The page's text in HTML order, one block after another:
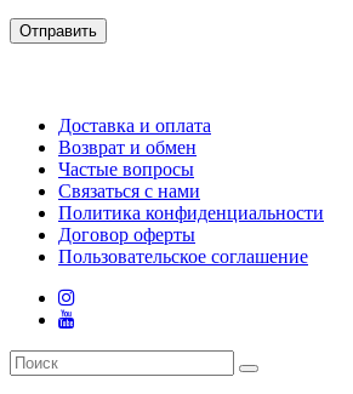
Отправить
Доставка и оплата
Возврат и обмен
Частые вопросы
Связаться с нами
Политика конфиденциальности
Договор оферты
Пользовательское соглашение